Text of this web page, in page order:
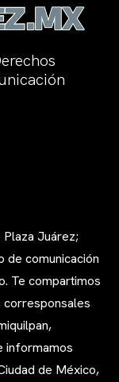
Juárez;
de comunicación
Te compartimos
corresponsales
informamos
de México,